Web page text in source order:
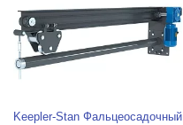
Keepler-Stan Фальцеосадочный